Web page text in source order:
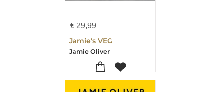
€ 29,99
Jamie's VEG
Jamie Oliver